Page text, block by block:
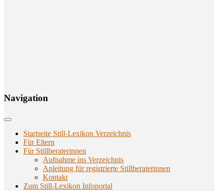
Navi­ga­ti­on
Startseite Still-Lexikon Verzeichnis
Für Eltern
Für Stillberaterinnen
Aufnahme ins Verzeichnis
Anlei­tung für regis­trier­te Stillberaterinnen
Kon­takt
Zum Still-Lexikon Infoportal